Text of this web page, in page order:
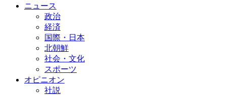
ニュース
政治
経済
国際・日本
北朝鮮
社会・文化
スポーツ
オピニオン
社説